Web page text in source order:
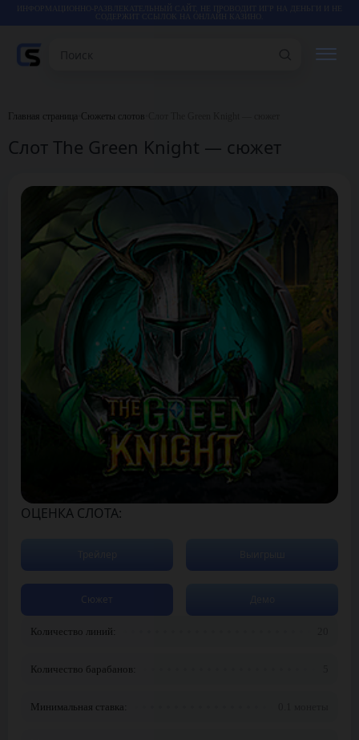
СОДЕРЖИТ ССЫЛОК НА ОНЛАЙН КАЗИНО.
КАЗИНО
СТАТЬИ
ВИДЕО
Главная страница Сюжеты слотов
Слот The Green Knight — сюжет
ОЦЕНКА СЛОТА:
Количество линий:
Количество барабанов:
Минимальная ставка:
Сюжет